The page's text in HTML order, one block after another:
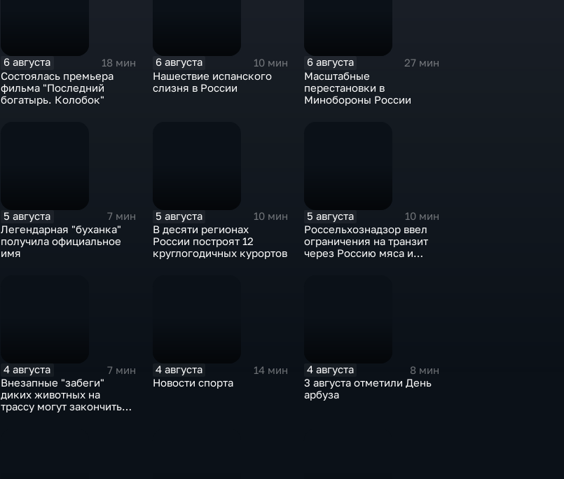
6 августа
18 мин
Состоялась премьера
фильма "Последний
богатырь. Колобок"
6 августа
10 мин
Нашествие испанского
слизня в России
6 августа
27 мин
Масштабные
перестановки в
Минобороны России
5 августа
7 мин
Легендарная "буханка"
получила официальное
имя
5 августа
10 мин
В десяти регионах
России построят 12
круглогодичных курортов
5 августа
10 мин
Россельхознадзор ввел
ограничения на транзит
через Россию мяса и
4 августа
7 мин
Внезапные "забеги"
диких животных на
трассу могут закончиться
4 августа
14 мин
Новости спорта
4 августа
8 мин
3 августа отметили День
арбуза